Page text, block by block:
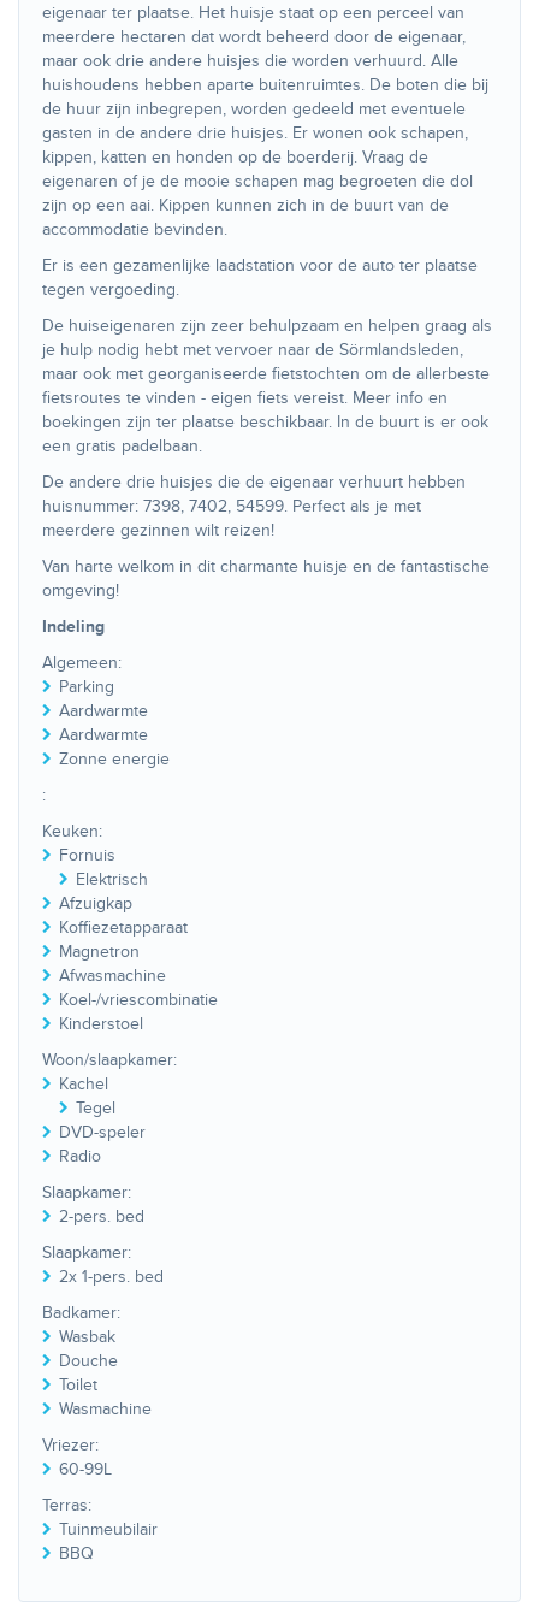
eigenaar ter plaatse. Het huisje staat op een perceel van
meerdere hectaren dat wordt beheerd door de eigenaar,
maar ook drie andere huisjes die worden verhuurd. Alle
huishoudens hebben aparte buitenruimtes. De boten die bij
de huur zijn inbegrepen, worden gedeeld met eventuele
gasten in de andere drie huisjes. Er wonen ook schapen,
kippen, katten en honden op de boerderij. Vraag de
eigenaren of je de mooie schapen mag begroeten die dol
zijn op een aai. Kippen kunnen zich in de buurt van de
accommodatie bevinden.
Er is een gezamenlijke laadstation voor de auto ter plaatse
tegen vergoeding.
De huiseigenaren zijn zeer behulpzaam en helpen graag als
je hulp nodig hebt met vervoer naar de Sörmlandsleden,
maar ook met georganiseerde fietstochten om de allerbeste
fietsroutes te vinden - eigen fiets vereist. Meer info en
boekingen zijn ter plaatse beschikbaar. In de buurt is er ook
een gratis padelbaan.
De andere drie huisjes die de eigenaar verhuurt hebben
huisnummer: 7398, 7402, 54599. Perfect als je met
meerdere gezinnen wilt reizen!
Van harte welkom in dit charmante huisje en de fantastische
omgeving!
Indeling
Algemeen:
Parking
Aardwarmte
Aardwarmte
Zonne energie
:
Keuken:
Fornuis
Elektrisch
Afzuigkap
Koffiezetapparaat
Magnetron
Afwasmachine
Koel-/vriescombinatie
Kinderstoel
Woon/slaapkamer:
Kachel
Tegel
DVD-speler
Radio
Slaapkamer:
2-pers. bed
Slaapkamer:
2x 1-pers. bed
Badkamer:
Wasbak
Douche
Toilet
Wasmachine
Vriezer:
60-99L
Terras:
Tuinmeubilair
BBQ